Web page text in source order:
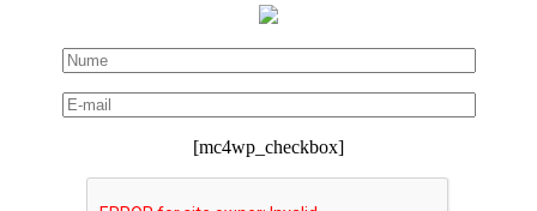
[mc4wp_checkbox]